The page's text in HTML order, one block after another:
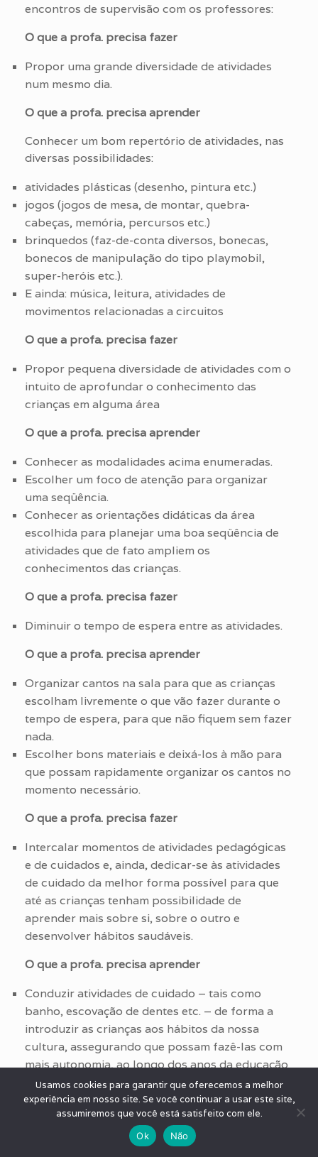
encontros de supervisão com os professores:
O que a profa. precisa fazer
Propor uma grande diversidade de atividades
num mesmo dia.
O que a profa. precisa aprender
Conhecer um bom repertório de atividades, nas
diversas possibilidades:
atividades plásticas (desenho, pintura etc.)
jogos (jogos de mesa, de montar, quebra-
cabeças, memória, percursos etc.)
brinquedos (faz-de-conta diversos, bonecas,
bonecos de manipulação do tipo playmobil,
super-heróis etc.).
E ainda: música, leitura, atividades de
movimentos relacionadas a circuitos
O que a profa. precisa fazer
Propor pequena diversidade de atividades com o
intuito de aprofundar o conhecimento das
crianças em alguma área
O que a profa. precisa aprender
Conhecer as modalidades acima enumeradas.
Escolher um foco de atenção para organizar
uma seqüência.
Conhecer as orientações didáticas da área
escolhida para planejar uma boa seqüência de
atividades que de fato ampliem os
conhecimentos das crianças.
O que a profa. precisa fazer
Diminuir o tempo de espera entre as atividades.
O que a profa. precisa aprender
Organizar cantos na sala para que as crianças
escolham livremente o que vão fazer durante o
tempo de espera, para que não fiquem sem fazer
nada.
Escolher bons materiais e deixá-los à mão para
que possam rapidamente organizar os cantos no
momento necessário.
O que a profa. precisa fazer
Intercalar momentos de atividades pedagógicas
e de cuidados e, ainda, dedicar-se às atividades
de cuidado da melhor forma possível para que
até as crianças tenham possibilidade de
aprender mais sobre si, sobre o outro e
desenvolver hábitos saudáveis.
O que a profa. precisa aprender
Conduzir atividades de cuidado – tais como
banho, escovação de dentes etc. – de forma a
introduzir as crianças aos hábitos da nossa
cultura, assegurando que possam fazê-las com
mais autonomia, ao longo dos anos da educação
infantil.
Fazer acordos com sua parceira de sala de tal
forma que umas crianças possam ser cuidadas
individualmente enquanto outras ficam na
Usamos cookies para garantir que oferecemos a melhor
experiência em nosso site. Se você continuar a usar este site,
assumiremos que você está satisfeito com ele.
Ok Não